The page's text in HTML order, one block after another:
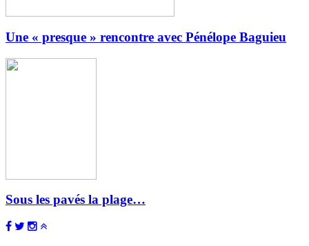
Une « presque » rencontre avec Pénélope Baguieu
Sous les pavés la plage…